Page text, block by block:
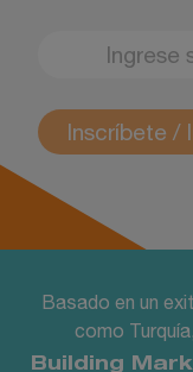
Inscríbete /
Basado en un
como
Building